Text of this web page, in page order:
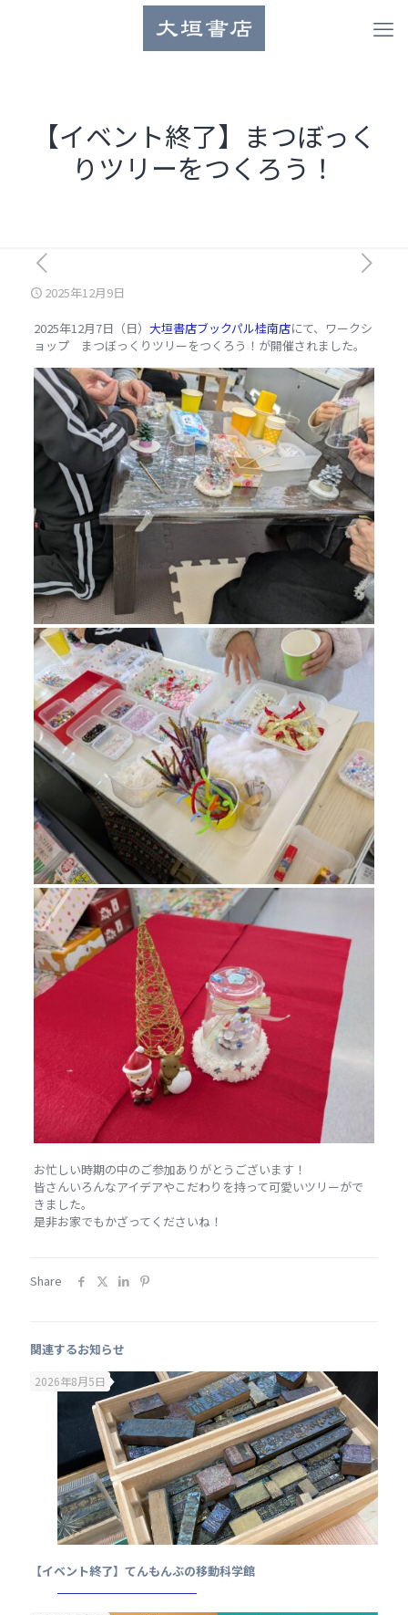
【イベント終了】まつぼっく
りツリーをつくろう！
2025年12月9日
2025年12月7日（日） 大垣書店ブックパル桂南店にて、ワークシ
ョップ
まつぼっくりツリーをつくろう！が開催されました。
お忙しい時期の中のご参加ありがとうございます！
皆さんいろんなアイデアやこだわりを持って可愛いツリーがで
きました。
是非お家でもかざってくださいね！
Share
関連するお知らせ
2026年8月5日
【イベント終了】てんもんぶの移動科学館